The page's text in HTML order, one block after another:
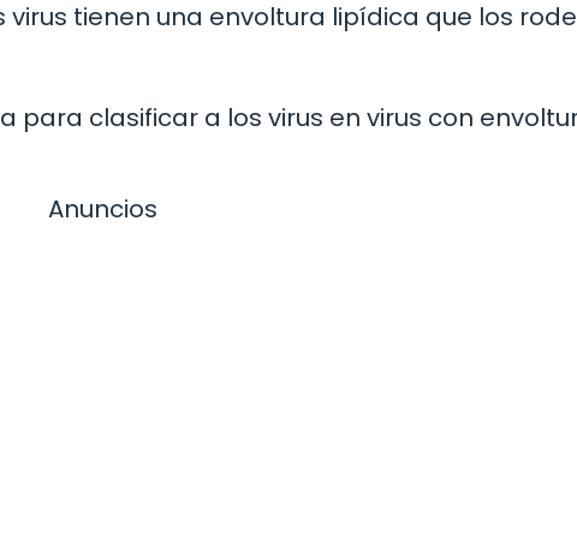
virus tienen una envoltura lipídica que los
para clasificar a los virus en virus con
Anuncios